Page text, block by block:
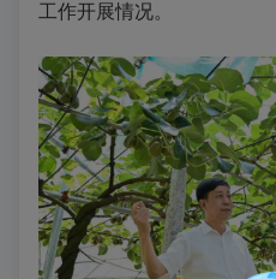
工作开展情况。